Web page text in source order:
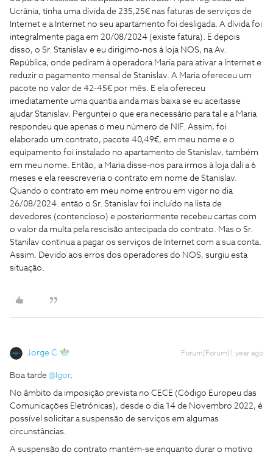
Ucrânia, tinha uma dívida de 235,25€ nas faturas de serviços de
Internet e a Internet no seu apartamento foi desligada. A dívida foi
integralmente paga em 20/08/2024 (existe fatura). E depois
disso, o Sr. Stanislav e eu dirigimo-nos à loja NOS, na Av.
República, onde pediram à operadora Maria para ativar a Internet e
reduzir o pagamento mensal de Stanislav. A Maria ofereceu um
pacote no valor de 42-45€ por mês. E ela ofereceu
imediatamente uma quantia ainda mais baixa se eu aceitasse
ajudar Stanislav. Perguntei o que era necessário para tal e a Maria
respondeu que apenas o meu número de NIF. Assim, foi
elaborado um contrato, pacote 40,49€, em meu nome e o
equipamento foi instalado no apartamento de Stanislav, também
em meu nome. Então, a Maria disse-nos para irmos à loja dali a 6
meses e ela reescreveria o contrato em nome de Stanislav.
Quando o contrato em meu nome entrou em vigor no dia
26/08/2024. então o Sr. Stanislav foi incluído na lista de
devedores (contencioso) e posteriormente recebeu cartas com
o valor da multa pela rescisão antecipada do contrato. Mas o Sr.
Stanilav continua a pagar os serviços de Internet com a sua conta.
Assim. Devido aos erros dos operadores do NOS, surgiu esta
situação.
Jorge C Forum|Forum|1 year ago
Boa tarde ​ @Igor,
No âmbito da imposição prevista no CECE (Código Europeu das
Comunicações Eletrónicas), desde o dia 14 de Novembro 2022, é
possível solicitar a suspensão de serviços em algumas
circunstâncias.
A suspensão do contrato mantém-se enquanto durar o motivo